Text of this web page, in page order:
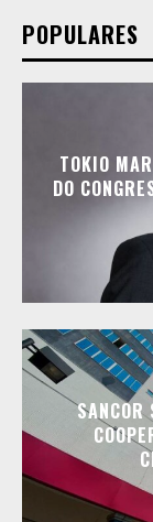
POPULARES
TOKIO
DO
SANCOR